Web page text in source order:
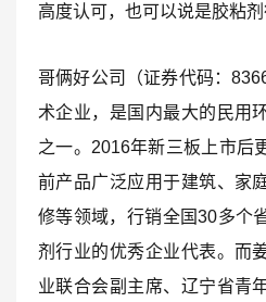
高度认可，也可以说是胶粘剂
哥俩好公司（证券代码：
术企业，是国内最大的民用
之一。2016年新三板上市后
前产品广泛应用于建筑、家
修等领域，行销全国30多个
剂行业的优秀企业代表。而
业联合会副主席、辽宁省青